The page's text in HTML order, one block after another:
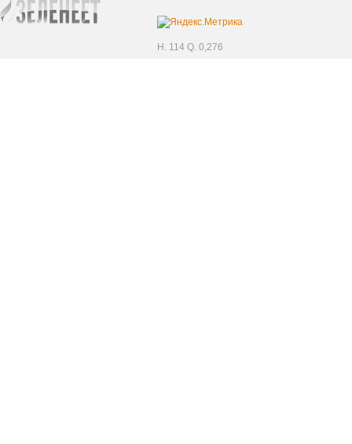
H. 114 Q. 0,276